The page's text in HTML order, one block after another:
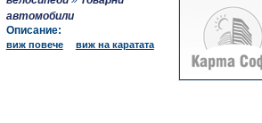
автомобили
Описание:
виж повече виж на каратата